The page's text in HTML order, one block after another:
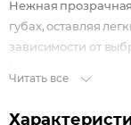
Нежная прозрачная
губах, оставляя
зависимости от
Читать все